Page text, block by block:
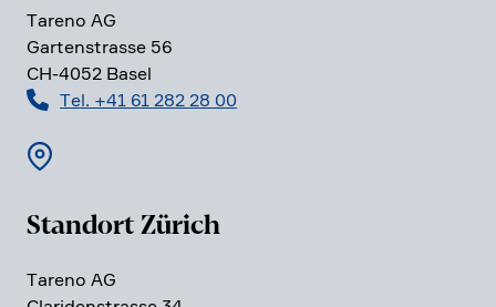
Tareno AG
Garten­strasse 56
CH-4052 Basel
Tel. +41 61 282 28 00
Standort Zürich
Tareno AG